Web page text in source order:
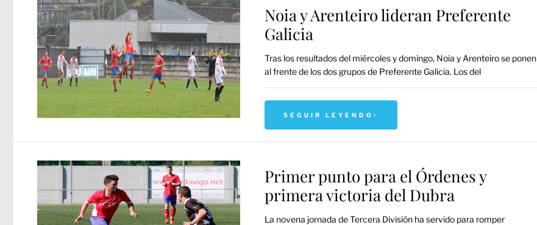
Noia y Arenteiro lideran Preferente
Galicia
Tras los resultados del miércoles y domingo, Noia y Arenteiro se ponen
al frente de los dos grupos de Preferente Galicia. Los del
SEGUIR LEYENDO
Primer punto para el Órdenes y
primera victoria del Dubra
La novena jornada de Tercera División ha servido para romper